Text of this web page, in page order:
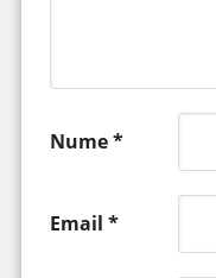
Nume*
Email *